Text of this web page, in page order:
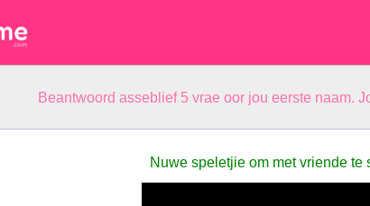
Beantwoord asseblief 5 vrae oor jou eerste naam.
Nuwe speletjie om met vriende te